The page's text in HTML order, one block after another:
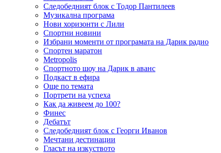
Следобедният блок с Тодор Пантилеев
Музикална програма
Нови хоризонти с Лили
Спортни новини
Избрани моменти от програмата на Дарик радио
Спортен маратон
Metropolis
Спортното шоу на Дарик в аванс
Подкаст в ефира
Още по темата
Портрети на успеха
Как да живеем до 100?
Финес
Дебатът
Следобедният блок с Георги Иванов
Мечтани дестинации
Гласът на изкуството